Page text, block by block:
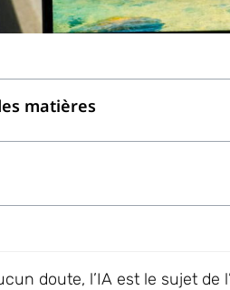
matières
doute, l’IA est le sujet de